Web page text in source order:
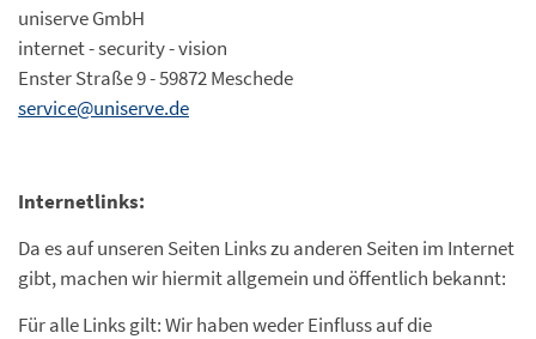
uniserve GmbH
internet - security - vision
Enster Straße 9 - 59872 Meschede
service@uniserve.de
Internetlinks:
Da es auf unseren Seiten Links zu anderen Seiten im Internet
gibt, machen wir hiermit allgemein und öffentlich bekannt:
Für alle Links gilt: Wir haben weder Einfluss auf die